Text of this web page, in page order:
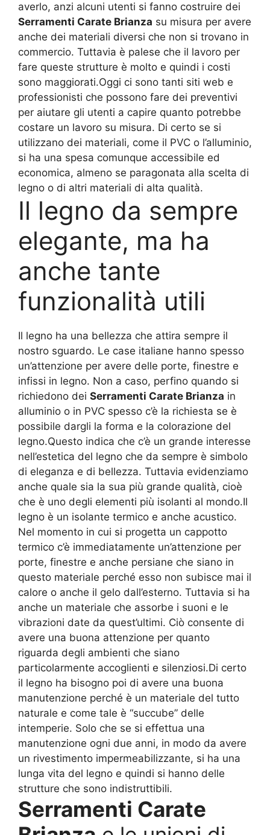
averlo, anzi alcuni utenti si fanno costruire dei
Serramenti Carate Brianza su misura per avere
anche dei materiali diversi che non si trovano in
commercio. Tuttavia è palese che il lavoro per
fare queste strutture è molto e quindi i costi
sono maggiorati.Oggi ci sono tanti siti web e
professionisti che possono fare dei preventivi
per aiutare gli utenti a capire quanto potrebbe
costare un lavoro su misura. Di certo se si
utilizzano dei materiali, come il PVC o l’alluminio,
si ha una spesa comunque accessibile ed
economica, almeno se paragonata alla scelta di
legno o di altri materiali di alta qualità.
Il legno da sempre
elegante, ma ha
anche tante
funzionalità utili
Il legno ha una bellezza che attira sempre il
nostro sguardo. Le case italiane hanno spesso
un’attenzione per avere delle porte, finestre e
infissi in legno. Non a caso, perfino quando si
richiedono dei Serramenti Carate Brianza in
alluminio o in PVC spesso c’è la richiesta se è
possibile dargli la forma e la colorazione del
legno.Questo indica che c’è un grande interesse
nell’estetica del legno che da sempre è simbolo
di eleganza e di bellezza. Tuttavia evidenziamo
anche quale sia la sua più grande qualità, cioè
che è uno degli elementi più isolanti al mondo.Il
legno è un isolante termico e anche acustico.
Nel momento in cui si progetta un cappotto
termico c’è immediatamente un’attenzione per
porte, finestre e anche persiane che siano in
questo materiale perché esso non subisce mai il
calore o anche il gelo dall’esterno. Tuttavia si ha
anche un materiale che assorbe i suoni e le
vibrazioni date da quest’ultimi. Ciò consente di
avere una buona attenzione per quanto
riguarda degli ambienti che siano
particolarmente accoglienti e silenziosi.Di certo
il legno ha bisogno poi di avere una buona
manutenzione perché è un materiale del tutto
naturale e come tale è “succube” delle
intemperie. Solo che se si effettua una
manutenzione ogni due anni, in modo da avere
un rivestimento impermeabilizzante, si ha una
lunga vita del legno e quindi si hanno delle
strutture che sono indistruttibili.
Serramenti Carate